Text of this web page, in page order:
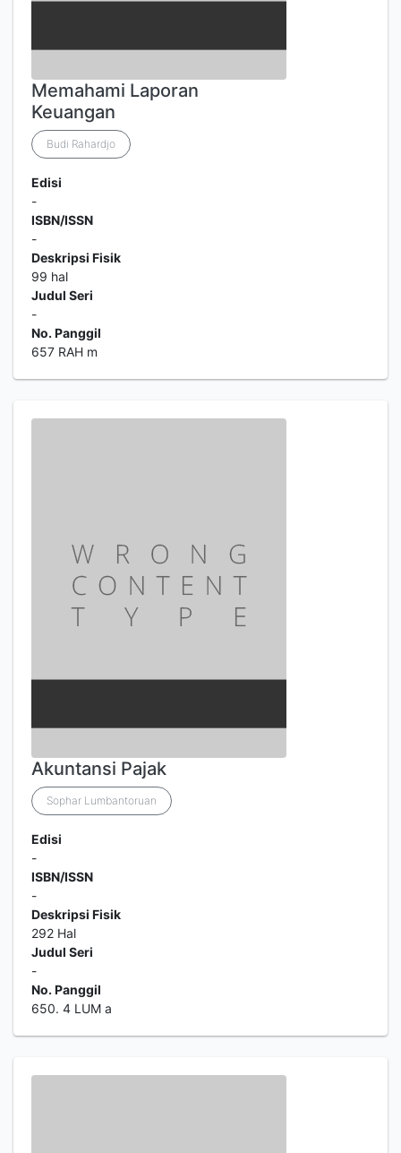
Memahami Laporan
Keuangan
Budi Rahardjo
Edisi
-
ISBN/ISSN
-
Deskripsi Fisik
99 hal
Judul Seri
-
No. Panggil
657 RAH m
Akuntansi Pajak
Sophar Lumbantoruan
Edisi
-
ISBN/ISSN
-
Deskripsi Fisik
292 Hal
Judul Seri
-
No. Panggil
650. 4 LUM a